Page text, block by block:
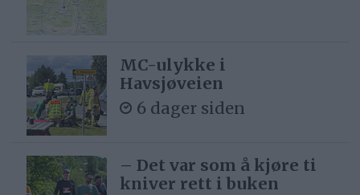
MC-ulykke i
Havsjøveien
6 dager siden
– Det var som å kjøre ti
kniver rett i buken